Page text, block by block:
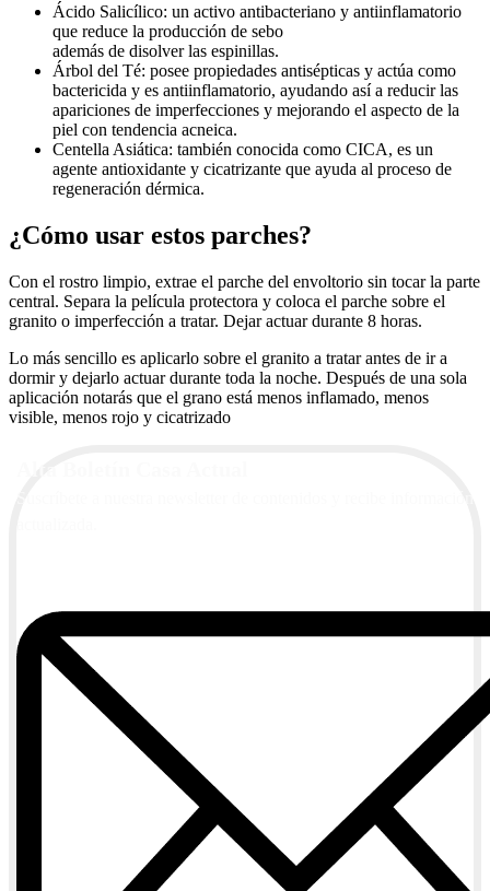
Ácido Salicílico: un activo antibacteriano y antiinflamatorio
que reduce la producción de sebo
además de disolver las espinillas.
Árbol del Té: posee propiedades antisépticas y actúa como
bactericida y es antiinflamatorio, ayudando así a reducir las
apariciones de imperfecciones y mejorando el aspecto de la
piel con tendencia acneica.
Centella Asiática: también conocida como CICA, es un
agente antioxidante y cicatrizante que ayuda al proceso de
regeneración dérmica.
¿Cómo usar estos parches?
Con el rostro limpio, extrae el parche del envoltorio sin tocar la parte
central. Separa la película protectora y coloca el parche sobre el
granito o imperfección a tratar. Dejar actuar durante 8 horas.
Lo más sencillo es aplicarlo sobre el granito a tratar antes de ir a
dormir y dejarlo actuar durante toda la noche. Después de una sola
aplicación notarás que el grano está menos inflamado, menos
visible, menos rojo y cicatrizado